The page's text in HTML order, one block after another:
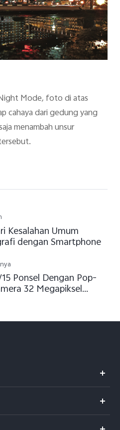
Mode, foto di atas
cahaya dari gedung yang
menambah unsur
Kesalahan Umum
dengan Smartphone
Ponsel Dengan Pop-
32 Megapiksel